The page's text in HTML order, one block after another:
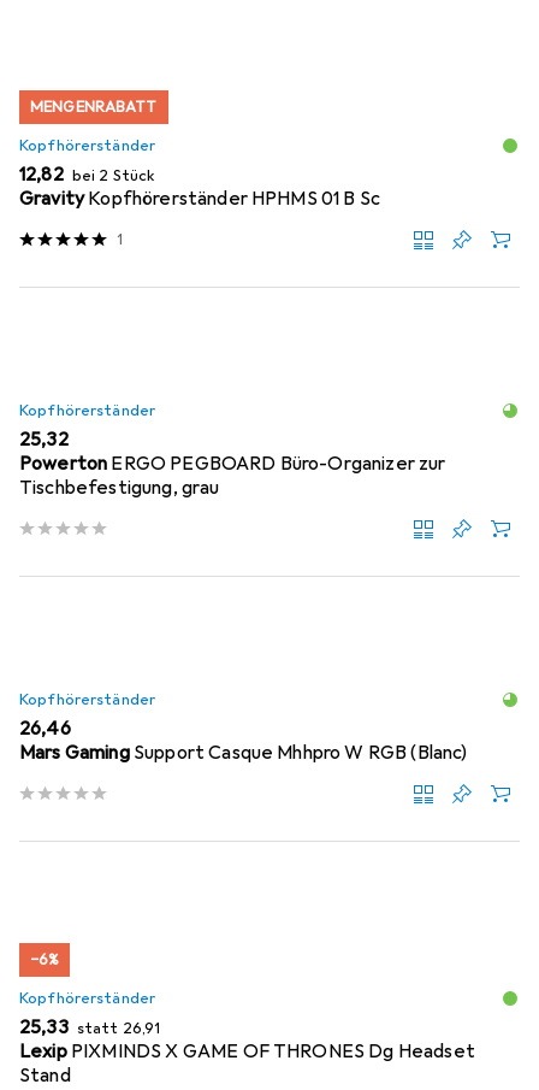
MENGENRABATT
Kopfhörerständer
EUR
12,82 bei 2 Stück
GravityKopfhörerständer HPHMS 01 B Sc
1
Kopfhörerständer
EUR
25,32
Powerton ERGO PEGBOARD Büro-Organizer zur
Tischbefestigung, grau
Kopfhörerständer
EUR
26,46
Mars Gaming Support Casque Mhhpro W RGB (Blanc)
−6%
Kopfhörerständer
EUR
25,33 statt EUR
26,91
Lexip PIXMINDS X GAME OF THRONES Dg Headset
Stand